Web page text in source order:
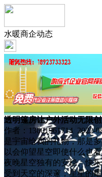
水暖商企动态
透明篷房让户外活动无限
作者：13601961714 2022-
是宇宙给我的礼物，那是
以会仰望星空即使什么也
夜晚星空独有的安稳、快
受到天空的深邃，星星的